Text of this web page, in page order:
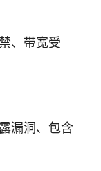
、带宽受
漏洞、包含